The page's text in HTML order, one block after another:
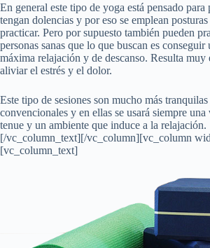
En general este tipo de yoga está pensado para
tengan dolencias y por eso se emplean
practicar. Pero por supuesto también pueden
personas sanas que lo que buscan es conseguir
máxima relajación y de descanso. Resulta muy
aliviar el estrés y el dolor.
Este tipo de sesiones son mucho más
convencionales y en ellas se usará siempre
tenue y un ambiente que induce a la relajación.
[/vc_column_text][/vc_column][vc_column
[vc_column_text]